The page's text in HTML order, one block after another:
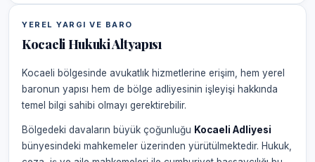
YEREL YARGI VE BARO
Kocaeli Hukuki Altyapısı
Kocaeli bölgesinde avukatlık hizmetlerine erişim, hem yerel
baronun yapısı hem de bölge adliyesinin işleyişi hakkında
temel bilgi sahibi olmayı gerektirebilir.
Bölgedeki davaların büyük çoğunluğu Kocaeli Adliyesi
bünyesindeki mahkemeler üzerinden yürütülmektedir. Hukuk,